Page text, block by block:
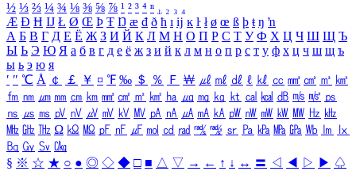
½ ⅓ ⅔ ¼ ¾ ⅛ ⅜ ⅝ ⅞ ¹ ² ³ ⁴ ⁿ ₁ ₂ ₃ ₄
Æ Ð Ħ Ĳ Ł Ø Œ Þ Ŧ Ŋ æ đ ð ħ ı ĳ ĸ ŀ ł ø œ ß þ ŧ ŋ ŉ
А Б В Г Д Е Ё Ж З И Й К Л М Н О П Р С Т У Ф Х Ц Ч Ш Щ Ъ
Ы Ь Э Ю Я а б в г д е ё ж з и й к л м н о п р с т у ф х ц ч ш щ ъ
ы ь э ю я
′ ″ ℃ Å ￠ ￡ ￥ ¤ ℉ ‰ ＄ ％ Ｆ ￦ ㎕ ㎖ ㎗ ℓ ㎘ ㏄ ㎣ ㎤ ㎥ ㎦
㎙ ㎚ ㎛ ㎜ ㎝ ㎞ ㎟ ㎠ ㎡ ㎢ ㏊ ㎍ ㎎ ㎏ ㏏ ㎈ ㎉ ㏈ ㎧ ㎨ ㎰
㎱ ㎲ ㎳ ㎴ ㎵ ㎶ ㎷ ㎸ ㎹ ㎀ ㎁ ㎂ ㎃ ㎄ ㎺ ㎻ ㎽ ㎾ ㎿ ㎐ ㎑
㎒ ㎓ ㎔ Ω ㏀ ㏁ ㎊ ㎋ ㎌ ㏖ ㏅ ㎭ ㎮ ㎯ ㏛ ㎩ ㎪ ㎫ ㎬ ㏝ ㏐
㏓
㏃ ㏉ ㏜ ㏆
§ ※ ☆ ★ ○ ● ◎ ◇ ◆ □ ■ △ ▽ → ← ↑ ↓ ↔ 〓 ◁ ◀ ▷ ▶ ♤